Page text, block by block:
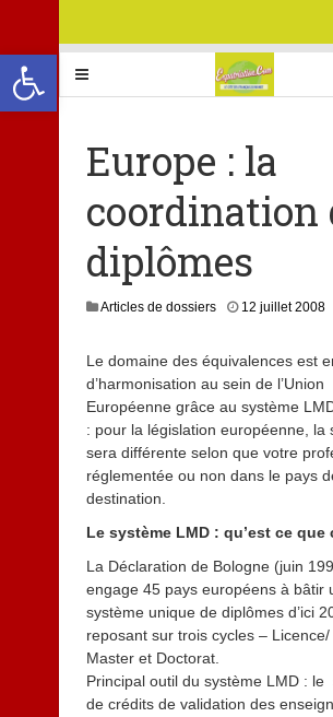
Ouvrir la barre d’outils
Europe : la
coordination
diplômes
Articles de dossiers 12 juillet 20088
i
l
e
t
0
Le domaine des équivalences est
d’harmonisation au sein de l’Union
Européenne grâce au système
: pour la législation européenne, la
sera différente selon que votre
réglementée ou non dans le pays
destination.
Le système LMD : qu’est ce que
La Déclaration de Bologne (juin
engage 45 pays européens à bâtir
système unique de diplômes d’ici
reposant sur trois cycles – Licence/
Master et Doctorat.
Principal outil du système LMD : le
de crédits de validation des